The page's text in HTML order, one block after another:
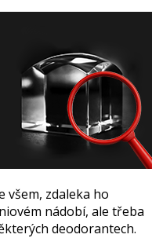
všem, zdaleka ho
nádobí, ale třeba
deodorantech.